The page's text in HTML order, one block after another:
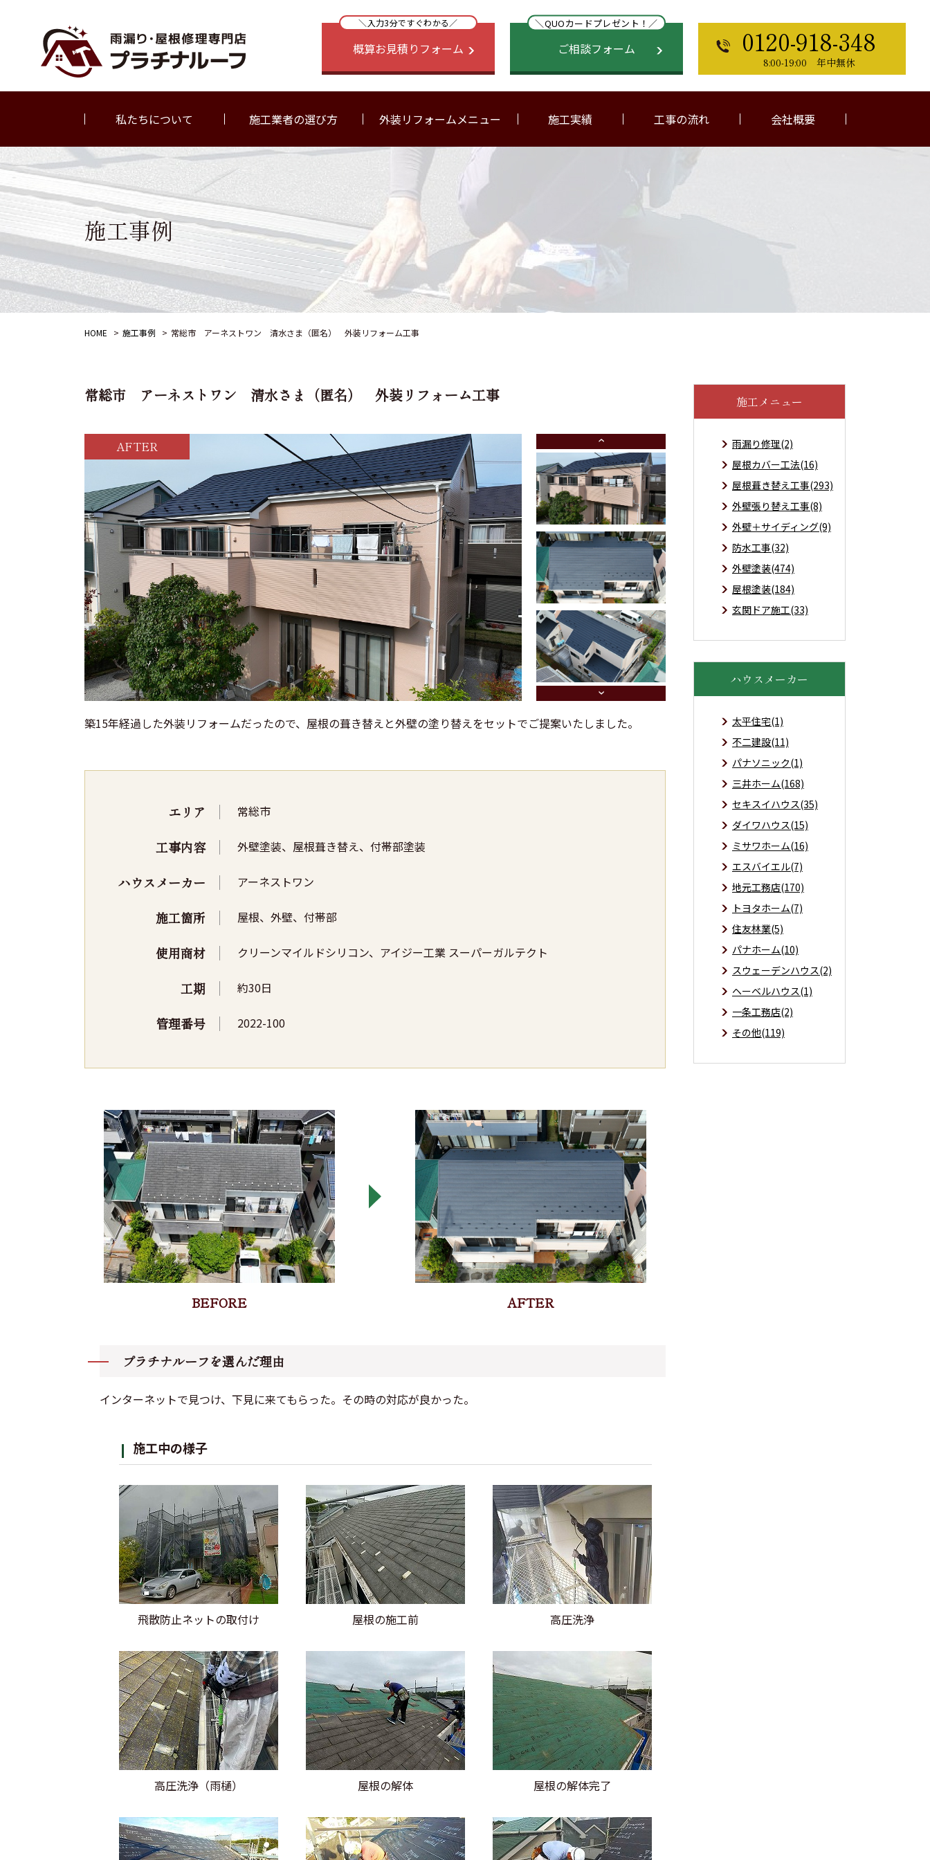
＼入力3分ですぐわかる／
概算お見積りフォーム
＼QUOカードプレゼント！／
ご相談フォーム 0120-918-348
8:00-19:00 年中無休
私たちについて 施工業者の選び方 外装リフォームメニュー 施工実績 工事の流れ 会社概要
施工事例
HOME 施工事例 常総市 アーネストワン 清水さま（匿名） 外装リフォーム工事
常総市 アーネストワン 清水さま（匿名） 外装リフォーム工事
築15年経過した外装リフォームだったので、屋根の葺き替えと外壁の塗り替えをセットでご提案いたしました。
エリア 常総市
工事内容 外壁塗装、屋根葺き替え、付帯部塗装
ハウスメーカー アーネストワン
施工箇所 屋根、外壁、付帯部
使用商材 クリーンマイルドシリコン、アイジー工業 スーパーガルテクト
工期 約30日
管理番号 2022-100
プラチナルーフを選んだ理由
インターネットで見つけ、下見に来てもらった。その時の対応が良かった。
施工中の様子
飛散防止ネットの取付け 屋根の施工前 高圧洗浄
高圧洗浄（雨樋） 屋根の解体 屋根の解体完了
施工メニュー
雨漏り修理(2)
屋根カバー工法(16)
屋根葺き替え工事(293)
外壁張り替え工事(8)
外壁＋サイディング(9)
防水工事(32)
外壁塗装(474)
屋根塗装(184)
玄関ドア施工(33)
ハウスメーカー
太平住宅(1)
不二建設(11)
パナソニック(1)
三井ホーム(168)
セキスイハウス(35)
ダイワハウス(15)
ミサワホーム(16)
エスバイエル(7)
地元工務店(170)
トヨタホーム(7)
住友林業(5)
パナホーム(10)
スウェーデンハウス(2)
ヘーベルハウス(1)
一条工務店(2)
その他(119)